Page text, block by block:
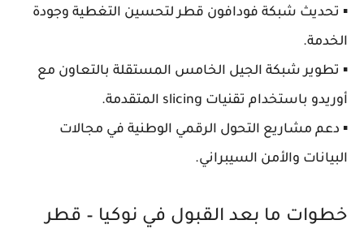
▪️ تحديث شبكة فودافون قطرلتحسين التغطية وجودة
الخدمة.
▪️ تطوير شبكة الجيل الخامس المستقلة بالتعاون مع
أوريدو باستخدام تقنيات slicing المتقدمة.
▪️ دعم مشاريع التحول الرقمي الوطنية في مجالات
البيانات والأمن السيبراني.
خطوات ما بعد القبول في نوكيا – قطر